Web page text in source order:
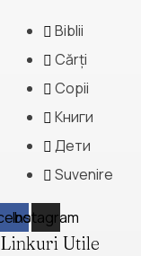
Biblii
Cărți
Copii
Книги
Дети
Suvenire
Instagram
Linkuri Utile